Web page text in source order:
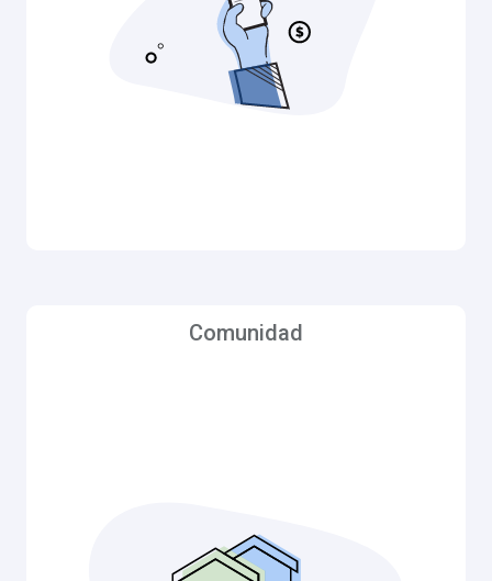
necesario, determinada por la Junta de Director.La
evaluación promedio del propietario de propiedad
(parcela) es de $75.00 mensuales. En 1985, la
Junta Directiva aprobó una evaluación especial
debido a la obra del Condado de San Mateo en Bay
Road y esa tasación fue de $50.00 por propiedad
escuelas, hospitales y diversos negocios. Por ello,
nos comprometemos a servirte calidad on tap, no
solo para hoy sino para toda la vida, una buena
Comunidad